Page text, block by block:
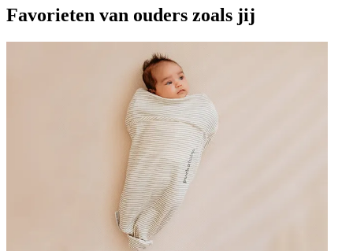
Favorieten van ouders zoals jij